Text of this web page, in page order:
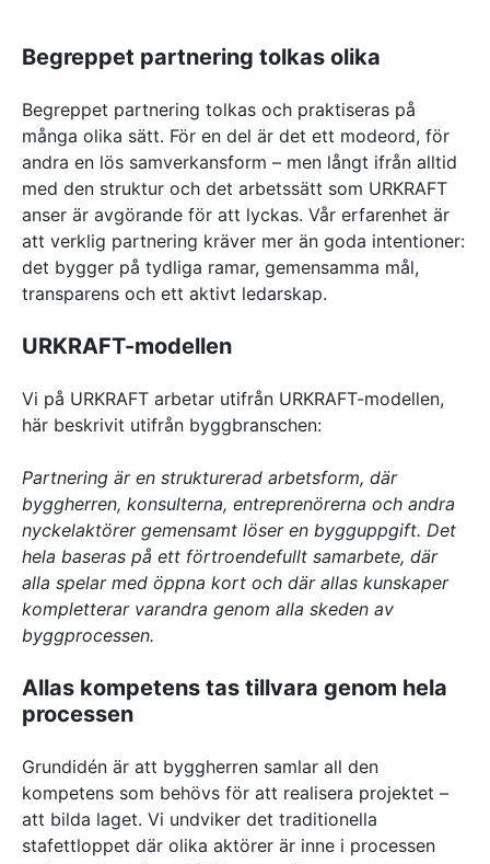
info@urkraft.com
Begreppet partnering tolkas olika
Begreppet partnering tolkas och praktiseras på
många olika sätt. För en del är det ett modeord, för
andra en lös samverkansform – men långt ifrån alltid
med den struktur och det arbetssätt som URKRAFT
anser är avgörande för att lyckas. Vår erfarenhet är
att verklig partnering kräver mer än goda intentioner:
det bygger på tydliga ramar, gemensamma mål,
transparens och ett aktivt ledarskap.
URKRAFT-modellen
Vi på URKRAFT arbetar utifrån URKRAFT-modellen,
här beskrivit utifrån byggbranschen:
Partnering är en strukturerad arbetsform, där
byggherren, konsulterna, en­treprenörerna och andra
nyckelaktörer gemensamt löser en bygguppgift. Det
hela baseras på ett förtroendefullt samarbete, där
alla spelar med öppna kort och där allas kunskaper
kompletterar varandra genom alla skeden av
byggprocessen.
Allas kompetens tas tillvara genom hela
processen
Grundidén är att byggherren samlar all den
kompetens som behövs för att realisera projektet –
att bilda laget. Vi undviker det traditionella
stafettloppet där olika aktörer är inne i processen